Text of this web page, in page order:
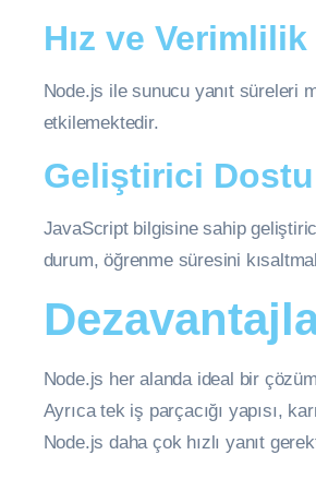
Hız ve Verimlilik
Node.js ile sunucu yanıt süreleri
etkilemektedir.
Geliştirici Dostu
JavaScript bilgisine sahip
durum, öğrenme süresini
Node.js her alanda ideal bir
Ayrıca tek iş parçacığı yapısı,
Node.js daha çok hızlı yanıt